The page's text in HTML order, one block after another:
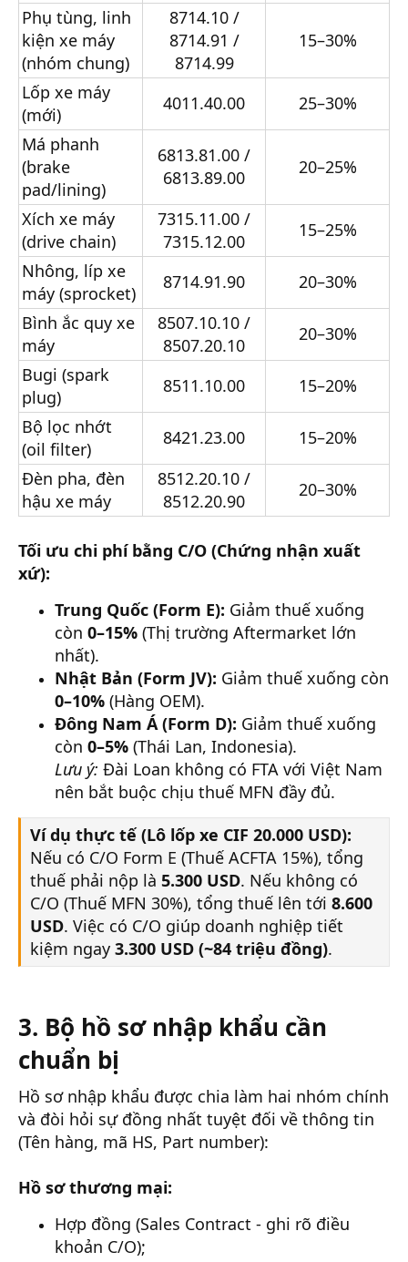
Phụ tùng, linh
kiện xe máy
(nhóm chung)
8714.10 /
8714.91 /
8714.99
15–30%
Lốp xe máy
(mới)
4011.40.00
25–30%
Má phanh
(brake
pad/lining)
6813.81.00 /
6813.89.00
20–25%
Xích xe máy
(drive chain)
7315.11.00 /
7315.12.00
15–25%
Nhông, líp xe
máy (sprocket)
8714.91.90
20–30%
Bình ắc quy xe
máy
8507.10.10 /
8507.20.10
20–30%
Bugi (spark
plug)
8511.10.00
15–20%
Bộ lọc nhớt
(oil filter)
8421.23.00
15–20%
Đèn pha, đèn
hậu xe máy
8512.20.10 /
8512.20.90
20–30%
Tối ưu chi phí bằng C/O (Chứng nhận xuất
xứ):
Trung Quốc (Form E): Giảm thuế xuống
còn 0–15% (Thị trường Aftermarket lớn
nhất).
Nhật Bản (Form JV): Giảm thuế xuống còn
0–10% (Hàng OEM).
Đông Nam Á (Form D): Giảm thuế xuống
còn 0–5% (Thái Lan, Indonesia).
Lưu ý: Đài Loan không có FTA với Việt Nam
nên bắt buộc chịu thuế MFN đầy đủ.
Ví dụ thực tế (Lô lốp xe CIF 20.000 USD):
Nếu có C/O Form E (Thuế ACFTA 15%), tổng
thuế phải nộp là 5.300 USD. Nếu không có
C/O (Thuế MFN 30%), tổng thuế lên tới 8.600
USD. Việc có C/O giúp doanh nghiệp tiết
kiệm ngay 3.300 USD (~84 triệu đồng).
3. Bộ hồ sơ nhập khẩu cần
chuẩn bị
Hồ sơ nhập khẩu được chia làm hai nhóm chính
và đòi hỏi sự đồng nhất tuyệt đối về thông tin
(Tên hàng, mã HS, Part number):
Hồ sơ thương mại:
Hợp đồng (Sales Contract - ghi rõ điều
khoản C/O);